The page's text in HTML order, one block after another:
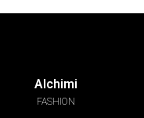
Alchimi
FASHION